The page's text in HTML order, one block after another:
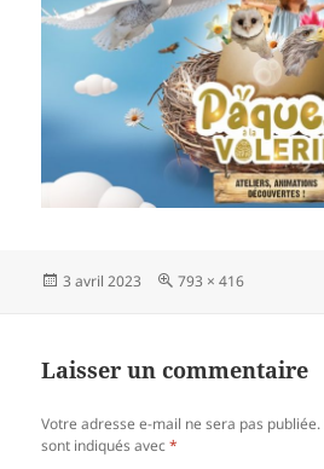
Publié
3 avril 2023
Taille
793 × 416
Laisser un commentaire
Votre adresse e-mail ne sera pas publiée.
sont indiqués avec*